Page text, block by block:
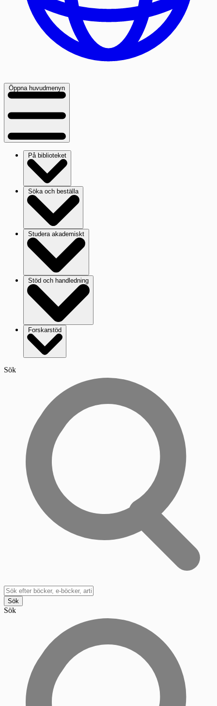
Öppna huvudmenyn
På biblioteket
Söka och beställa
Studera akademiskt
Stöd och handledning
Forskarstöd
Sök
Sök
Sök